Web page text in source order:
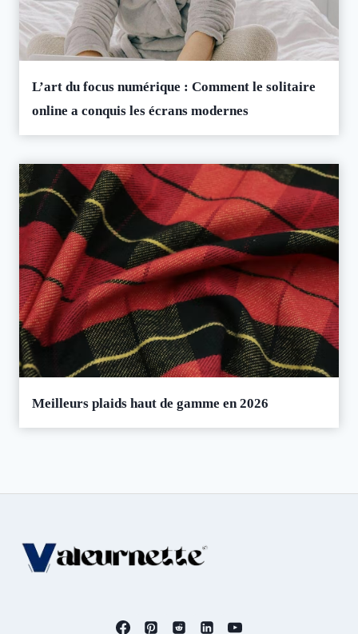
L’art du focus numérique : Comment le solitaire
online a conquis les écrans modernes
Meilleurs plaids haut de gamme en 2026